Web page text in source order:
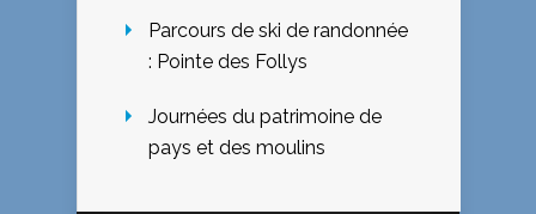
Parcours de ski de randonnée
: Pointe des Follys
Journées du patrimoine de
pays et des moulins